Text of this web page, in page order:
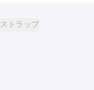
ストラップ